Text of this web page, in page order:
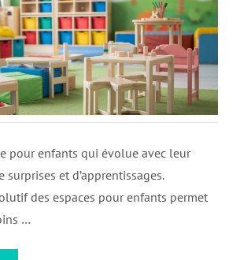
pour enfants qui évolue avec leur
surprises et d’apprentissages.
des espaces pour enfants permet
…